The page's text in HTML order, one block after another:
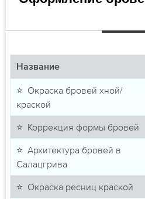
Название
⭐ Окраска бровей хной/
краской
⭐ Коррекция формы бровей
⭐ Архитектура бровей в
Салацгрива
⭐ Окраска ресниц краской